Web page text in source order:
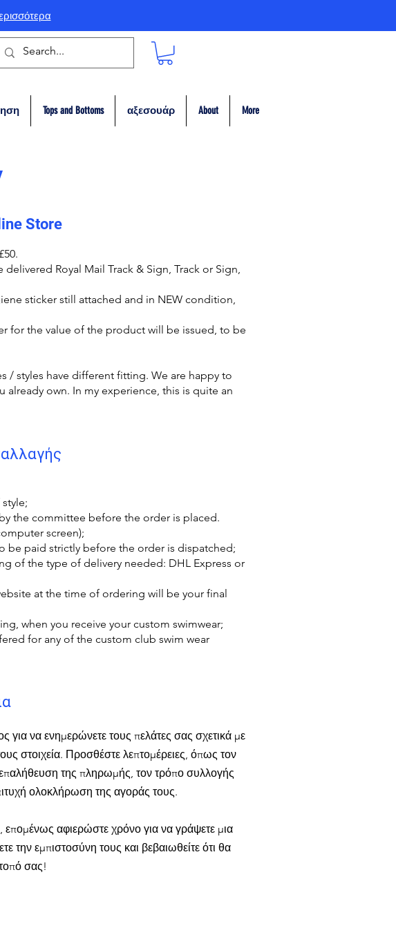
Tops and Bottoms αξεσουάρ About More
Store
Royal Mail Track & Sign, Track or Sign,
sticker still attached and in NEW condition,
for the value of the product will be issued, to be
/ styles have different fitting. We are happy to
already own. In my experience, this is quite an
the committee before the order is placed.
screen);
be paid strictly before the order is dispatched;
of the type of delivery needed: DHL Express or
at the time of ordering will be your final
when you receive your custom swimwear;
for any of the custom club swim wear
για να ενημερώνετε τους πελάτες σας σχετικά με
στοιχεία. Προσθέστε λεπτομέρειες, όπως τον
επαλήθευση της πληρωμής, τον τρόπο συλλογής
ολοκλήρωση της αγοράς τους.
επομένως αφιερώστε χρόνο για να γράψετε μια
την εμπιστοσύνη τους και βεβαιωθείτε ότι θα
σας!